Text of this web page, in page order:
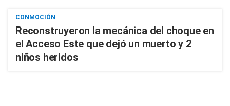
CONMOCIÓN
Reconstruyeron la mecánica del choque en
el Acceso Este que dejó un muerto y 2
niños heridos